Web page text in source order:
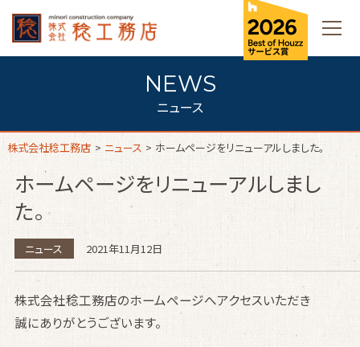
ニュース
株式会社稔工務店 > ニュース > ホームページをリニューアルしました。
ホームページをリニューアルしまし
た。
ニュース 2021年11月12日
株式会社稔工務店のホームページへアクセスいただき
誠にありがとうございます。